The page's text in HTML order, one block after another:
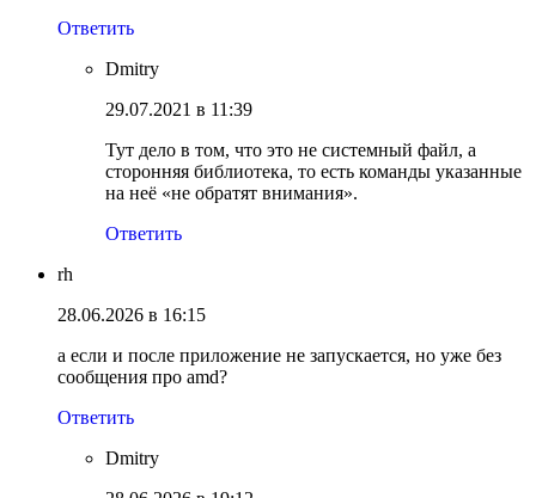
Ответить
Dmitry
29.07.2021 в 11:39
Тут дело в том, что это не системный файл, а
сторонняя библиотека, то есть команды указанные
на неё «не обратят внимания».
Ответить
rh
28.06.2026 в 16:15
а если и после приложение не запускается, но уже без
сообщения про amd?
Ответить
Dmitry